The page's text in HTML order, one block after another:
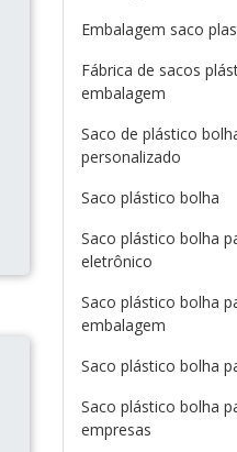
Embalagem saco
Fábrica de sacos
embalagem
Saco de plástico
personalizado
Saco plástico bolha
Saco plástico bolha
eletrônico
Saco plástico bolha
embalagem
Saco plástico bolha
Saco plástico bolha
empresas